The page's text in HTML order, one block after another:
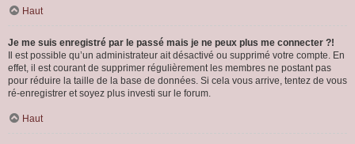
Haut
Je me suis enregistré par le passé mais je ne peux plus me connecter ?!
Il est possible qu’un administrateur ait désactivé ou supprimé votre compte. En
effet, il est courant de supprimer régulièrement les membres ne postant pas
pour réduire la taille de la base de données. Si cela vous arrive, tentez de vous
ré-enregistrer et soyez plus investi sur le forum.
Haut